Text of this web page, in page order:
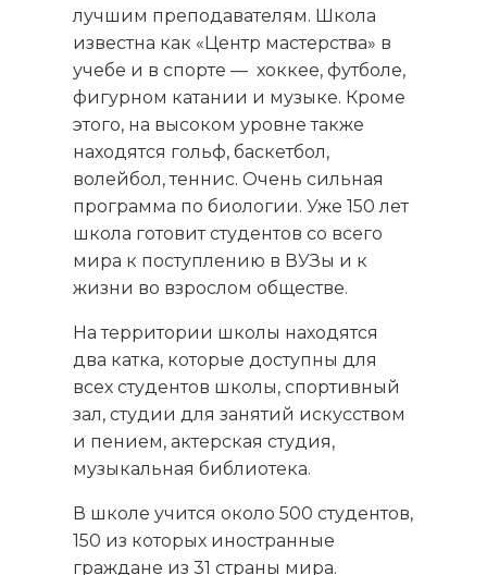
лучшим преподавателям. Школа
известна как «Центр мастерства» в
учебе и в спорте — хоккее, футболе,
фигурном катании и музыке. Кроме
этого, на высоком уровне также
находятся гольф, баскетбол,
волейбол, теннис. Очень сильная
программа по биологии. Уже 150 лет
школа готовит студентов со всего
мира к поступлению в ВУЗы и к
жизни во взрослом обществе.
На территории школы находятся
два катка, которые доступны для
всех студентов школы, спортивный
зал, студии для занятий искусством
и пением, актерская студия,
музыкальная библиотека.
В школе учится около 500 студентов,
150 из которых иностранные
граждане из 31 страны мира.